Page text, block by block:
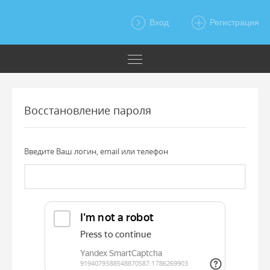
Вход Регистрация
Восстановление пароля
Введите Ваш логин, email или телефон